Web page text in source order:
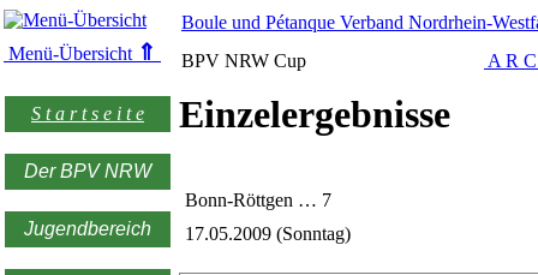
Menü-Übersicht ⇑
S t a r t s e i t e
Der BPV NRW
Jugendbereich
Boule und Pétanque Verband Nordrhein-
BPV NRW Cup
A R
Einzelergebnisse
Bonn-Röttgen … 7
17.05.2009 (Sonntag)